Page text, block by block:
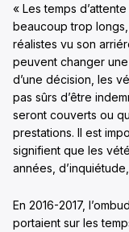
« Les temps
beaucoup trop
réalistes vu son
peuvent changer une
d’une décision, les
pas sûrs d’être
seront couverts ou
prestations. II est
signifient que les
années,
En 2016-2017,
portaient sur les